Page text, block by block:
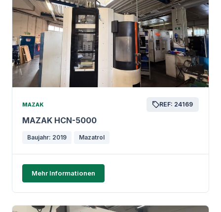
MAZAK REF: 24169
MAZAK HCN-5000
Baujahr: 2019 Mazatrol
Mehr Informationen